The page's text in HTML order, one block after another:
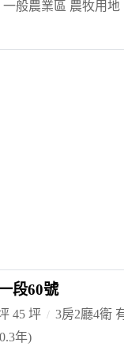
一般農業區 農牧用地
段60號
45 坪
3房2廳4衛
年)